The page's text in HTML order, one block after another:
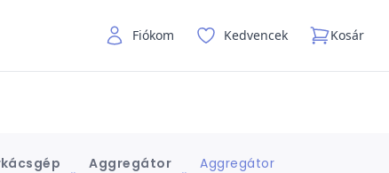
Fiókom Kedvencek Kosár
Aggregátor
Aggregátor